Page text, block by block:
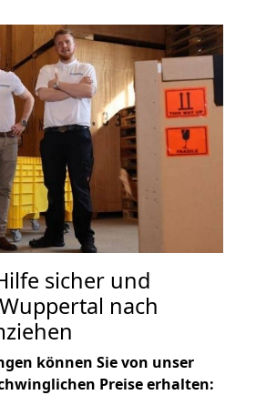
sicher und
nach
können Sie von unser
Preise erhalten: